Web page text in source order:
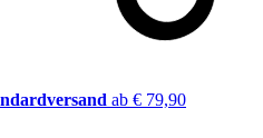
ab € 79,90